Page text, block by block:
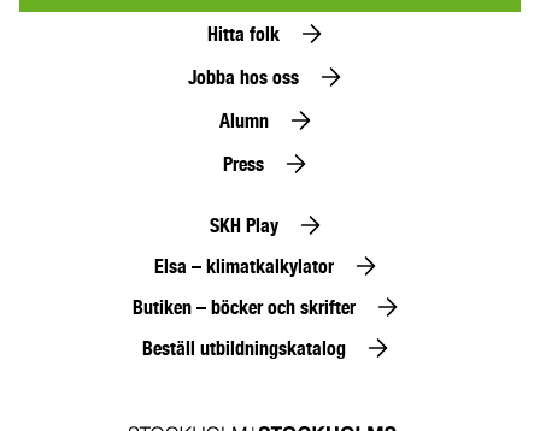
Hitta folk
Jobba hos oss
Alumn
Press
SKH Play
Elsa – klimatkalkylator
Butiken – böcker och skrifter
Beställ utbildningskatalog